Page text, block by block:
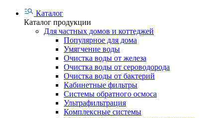
Каталог
Каталог продукции
Для частных домов и коттеджей
Популярное для дома
Умягчение воды
Очистка воды от железа
Очистка воды от сероводорода
Очистка воды от бактерий
Кабинетные фильтры
Системы обратного осмоса
Ультрафильтрация
Комплексные системы